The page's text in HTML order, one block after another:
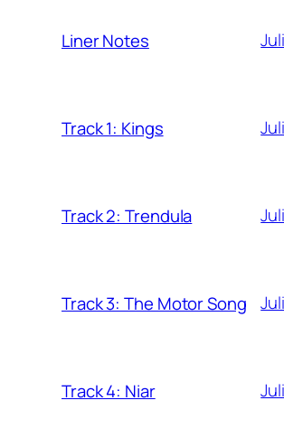
Liner Notes
Track 1: Kings
Track 2: Trendula
Track 3: The Motor Song
Track 4: Niar